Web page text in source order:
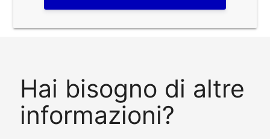
Hai bisogno di altre
informazioni?